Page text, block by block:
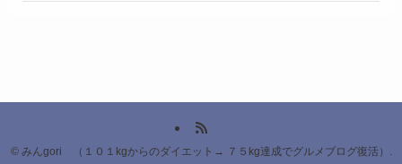
©みんgori （１０１kgからのダイエット→ ７５kg達成でグルメブログ復活）.